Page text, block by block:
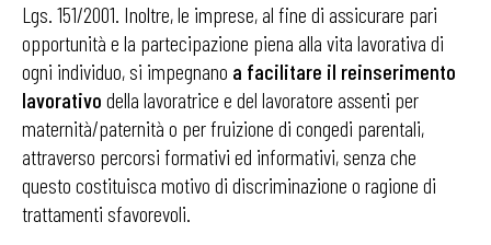
Lgs. 151/2001. Inoltre, le imprese, al fine di assicurare pari
opportunità e la partecipazione piena alla vita lavorativa di
ogni individuo, si impegnano a facilitare il reinserimento
lavorativo della lavoratrice e del lavoratore assenti per
maternità/paternità o per fruizione di congedi parentali,
attraverso percorsi formativi ed informativi, senza che
questo costituisca motivo di discriminazione o ragione di
trattamenti sfavorevoli.